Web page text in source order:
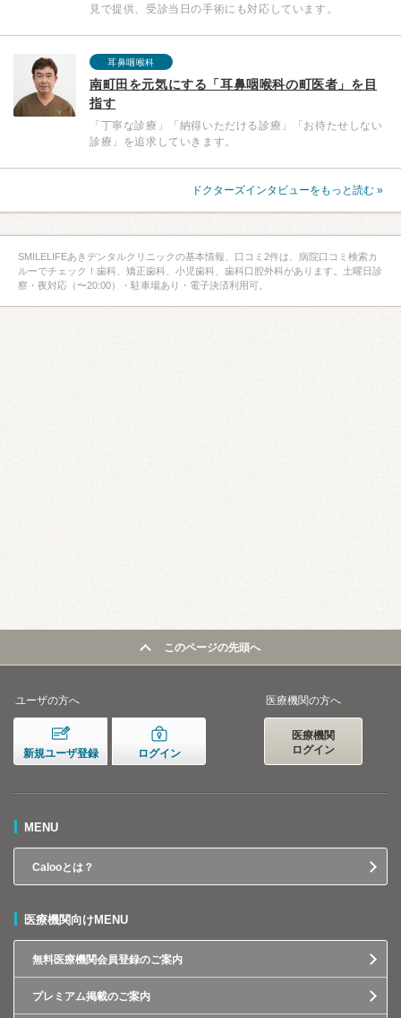
見で提供、受診当日の手術にも対応しています。
耳鼻咽喉科
南町田を元気にする「耳鼻咽喉科の町医者」を目
指す
「丁寧な診療」「納得いただける診療」「お待たせしない
診療」を追求していきます。
ドクターズインタビューをもっと読む »
SMILELIFEあきデンタルクリニックの基本情報、口コミ2件は、病院口コミ検索カ
ルーでチェック！歯科、矯正歯科、小児歯科、歯科口腔外科があります。土曜日診
察・夜対応（〜20:00）・駐車場あり・電子決済利用可。
このページの先頭へ
ユーザの方へ
新規ユーザ登録 ログイン
医療機関の方へ
医療機関
ログイン
MENU
Calooとは？
医療機関向けMENU
無料医療機関会員登録のご案内
プレミアム掲載のご案内